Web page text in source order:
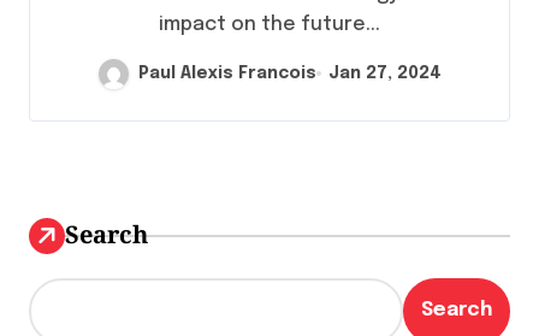
impact on the future...
Paul Alexis Francois Jan 27, 2024
Search
Search